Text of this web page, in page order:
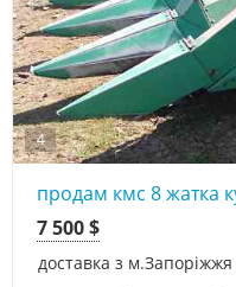
4
продам кмс 8 жатка
доставка з м.Запоріжжя
7 500 $